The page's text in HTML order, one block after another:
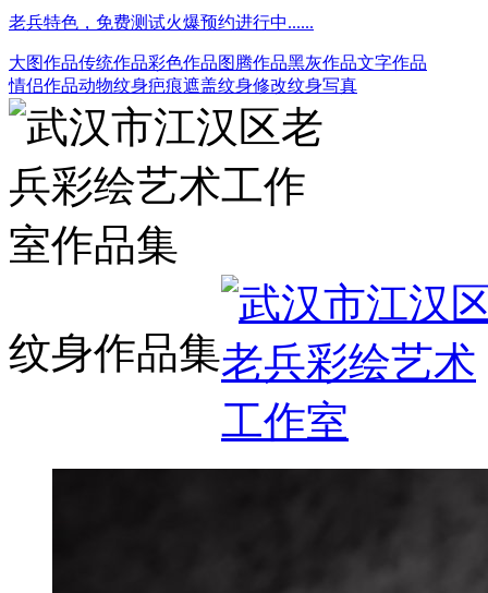
老兵特色，免费测试火爆预约进行中......
大图作品传统作品彩色作品图腾作品黑灰作品文字作品
情侣作品动物纹身疤痕遮盖纹身修改纹身写真
纹身作品集